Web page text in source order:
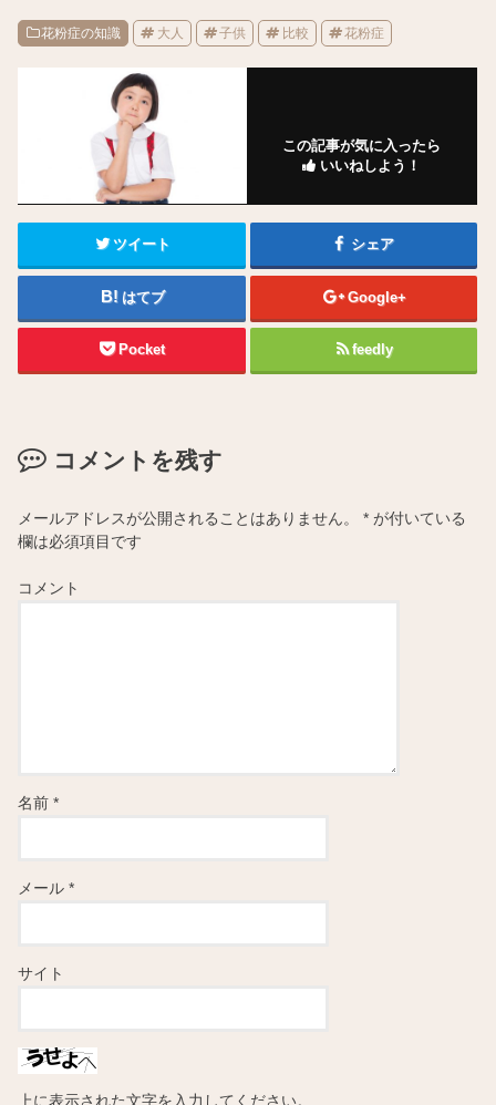
花粉症の知識 大人 子供 比較 花粉症
この記事が気に入ったら
いいねしよう！
ツイート シェア
はてブ Google+
Pocket feedly
コメントを残す
メールアドレスが公開されることはありません。 * が付いている
欄は必須項目です
コメント
名前*
メール*
サイト
上に表示された文字を入力してください。